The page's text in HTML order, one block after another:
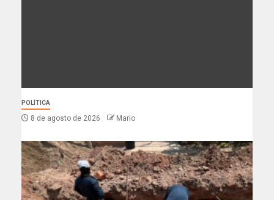
POLÍTICA
8 de agosto de 2026 Mario